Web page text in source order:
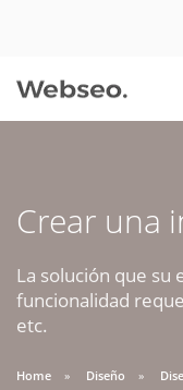
Crear una
La solución que
funcionalidad
etc.
Home Diseño